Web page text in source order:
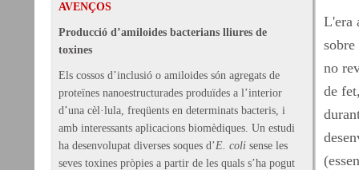
AVENÇOS
Producció d’amiloides bacterians lliures de
toxines
Els cossos d’inclusió o amiloides són agregats de
proteïnes nanoestructurades produïdes a l’interior
d’una cèl·lula, freqüents en determinats bacteris, i
amb interessants aplicacions biomèdiques. Un estudi
ha desenvolupat diverses soques d’E. coli sense les
seves toxines pròpies a partir de les quals s’ha pogut
L'era
no
de